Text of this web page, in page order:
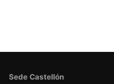
Sede Castellón